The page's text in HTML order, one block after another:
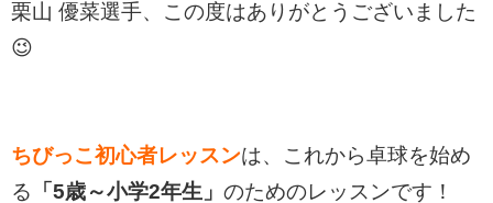
栗山 優菜選手、この度はありがとうございました
😉
ちびっこ初心者レッスンは、 これから卓球を始め
る 「5歳～小学2年生」 のためのレッスンです！